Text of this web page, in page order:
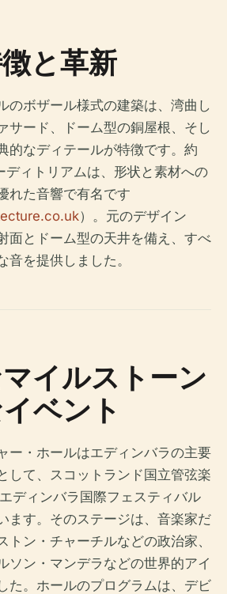
と革新
のボザール様式の建築は、湾曲し
サード、ドーム型の銅屋根、そし
的なディテールが特徴です。約
ィトリアムは、形状と素材への
れた音響で有名です
）。元のデザイン
面とドーム型の天井を備え、すべ
音を提供しました。
イルストーン
ベント
ー・ホールはエディンバラの主要
して、スコットランド国立管弦楽
ディンバラ国際フェスティバル
ます。そのステージは、音楽家だ
トン・チャーチルなどの政治家、
ソン・マンデラなどの世界的アイ
た。ホールのプログラムは、デビ